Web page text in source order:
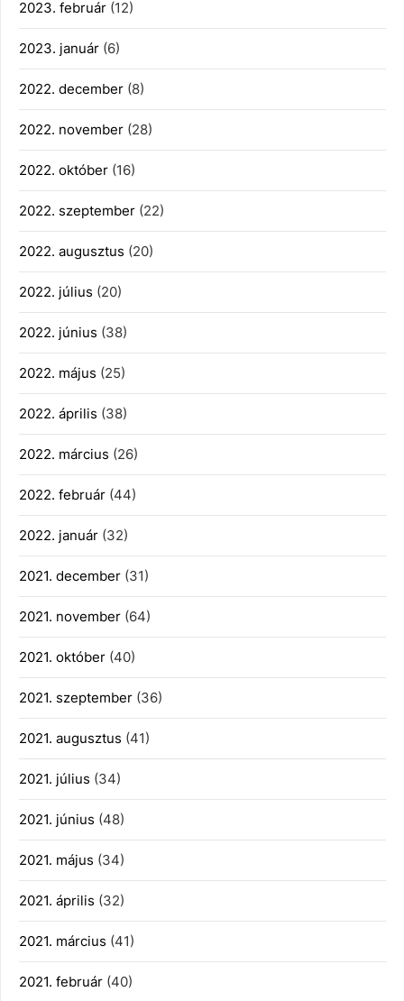
2023. február (12)
2023. január (6)
2022. december (8)
2022. november (28)
2022. október (16)
2022. szeptember (22)
2022. augusztus (20)
2022. július (20)
2022. június (38)
2022. május (25)
2022. április (38)
2022. március (26)
2022. február (44)
2022. január (32)
2021. december (31)
2021. november (64)
2021. október (40)
2021. szeptember (36)
2021. augusztus (41)
2021. július (34)
2021. június (48)
2021. május (34)
2021. április (32)
2021. március (41)
2021. február (40)